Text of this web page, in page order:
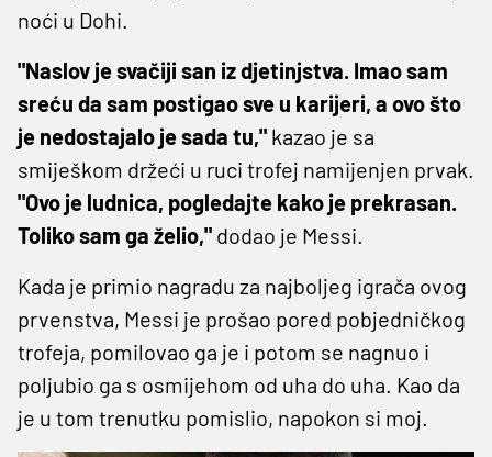
noći u Dohi.
"Naslov je svačiji san iz djetinjstva. Imao sam
sreću da sam postigao sve u karijeri, a ovo što
je nedostajalo je sada tu," kazao je sa
smiješkom držeći u ruci trofej namijenjen prvak.
"Ovo je ludnica, pogledajte kako je prekrasan.
Toliko sam ga želio," dodao je Messi.
Kada je primio nagradu za najboljeg igrača ovog
prvenstva, Messi je prošao pored pobjedničkog
trofeja, pomilovao ga je i potom se nagnuo i
poljubio ga s osmijehom od uha do uha. Kao da
je u tom trenutku pomislio, napokon si moj.